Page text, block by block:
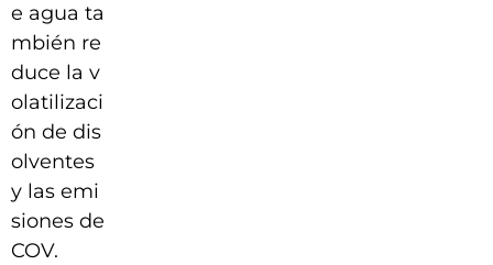
e agua ta
mbién re
duce la v
olatilizaci
ón de dis
olventes
y las emi
siones de
COV.